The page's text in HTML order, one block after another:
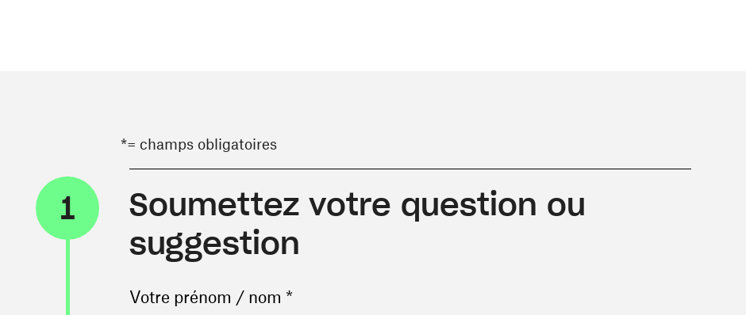
*= champs obligatoires
1
Soumettez votre question ou
suggestion
Votre prénom / nom *